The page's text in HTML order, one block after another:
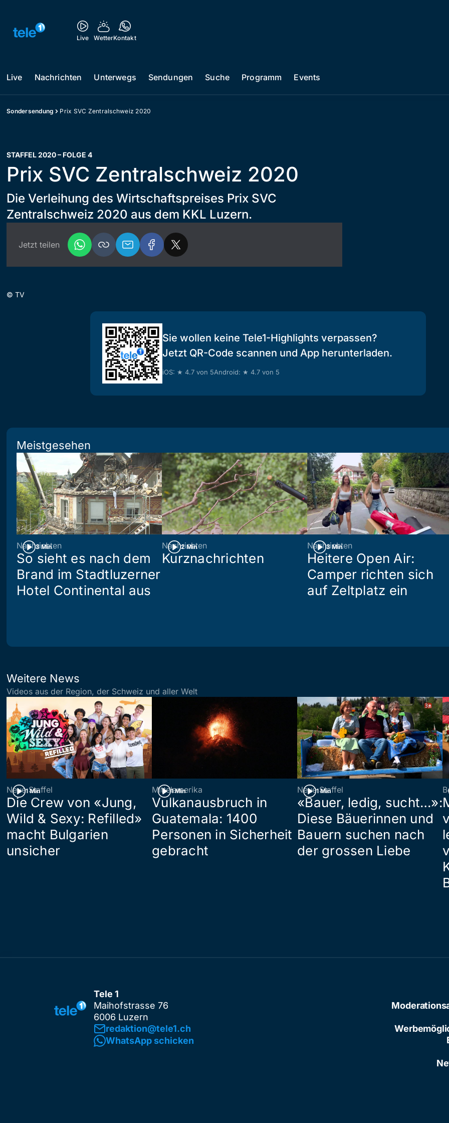
Live WetterKontakt
Live Nachrichten Unterwegs Sendungen Suche Programm Events
Sondersendung Prix SVC Zentralschweiz 2020
STAFFEL 2020 – FOLGE 4
Prix SVC Zentralschweiz 2020
Die Verleihung des Wirtschaftspreises Prix SVC
Zentralschweiz 2020 aus dem KKL Luzern.
Jetzt teilen
© TV
Sie wollen keine Tele1-Highlights verpassen?
Jetzt QR-Code scannen und App herunterladen.
iOS: ★ 4.7 von 5Android: ★ 4.7 von 5
Meistgesehen
3 Min
Nachrichten
So sieht es nach dem
Brand im Stadtluzerner
Hotel Continental aus
2 Min
Nachrichten
Kurznachrichten
3 Min
Nachrichten
Heitere Open Air:
Camper richten sich
auf Zeltplatz ein
Weitere News
Videos aus der Region, der Schweiz und aller Welt
1 Min
Neue Staffel
Die Crew von «Jung,
Wild & Sexy: Refilled»
macht Bulgarien
unsicher
1 Min
Mittelamerika
Vulkanausbruch in
Guatemala: 1400
Personen in Sicherheit
gebracht
1 Min
Neue Staffel
«Bauer, ledig, sucht…»:
Diese Bäuerinnen und
Bauern suchen nach
der grossen Liebe
Tele 1
Maihofstrasse 76
6006 Luzern
redaktion@tele1.ch
WhatsApp schicken